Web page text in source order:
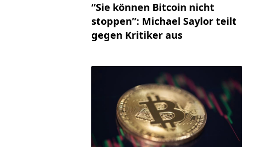
“Sie können Bitcoin nicht
stoppen”: Michael Saylor teilt
gegen Kritiker aus